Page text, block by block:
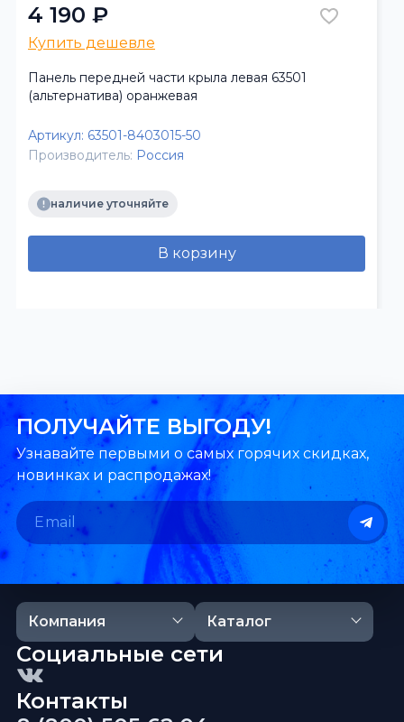
4 190 ₽
Купить дешевле
Панель передней части крыла левая 63501
(альтернатива) оранжевая
Артикул: 63501-8403015-50
Производитель: Россия
наличие уточняйте
В корзину
ПОЛУЧАЙТЕ ВЫГОДУ!
Узнавайте первыми о самых горячих скидках,
новинках и распродажах!
Компания Каталог
Контакты
Социальные сети